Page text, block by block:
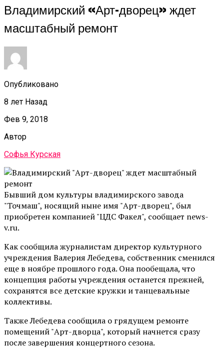
Владимирский «Арт-дворец» ждет
масштабный ремонт
Опубликовано
8 лет Назад
Фев 9, 2018
Автор
Софья Курская
Бывший дом культуры владимирского завода
"Точмаш", носящий ныне имя "Арт-дворец", был
приобретен компанией "ЦДС Факел", сообщает news-
v.ru.
Как сообщила журналистам директор культурного
учреждения Валерия Лебедева, собственник сменился
еще в ноябре прошлого года. Она пообещала, что
концепция работы учреждения останется прежней,
сохранятся все детские кружки и танцевальные
коллективы.
Также Лебедева сообщила о грядущем ремонте
помещений "Арт-дворца", который начнется сразу
после завершения концертного сезона.